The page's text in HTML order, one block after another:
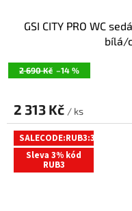
2 690 Kč –14 %
GSI CITY PRO WC
bílá/
2 313 Kč / ks
SALECODE:RUB3:3:%
Sleva 3% kód
RUB3